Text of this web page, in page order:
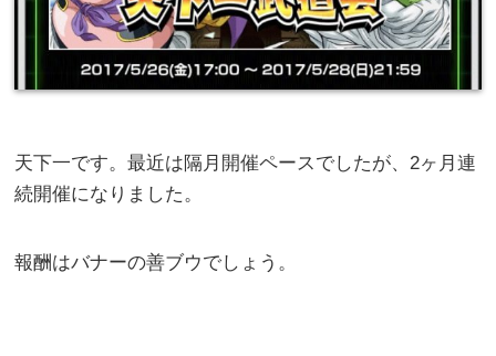
天下一です。最近は隔月開催ペースでしたが、2ヶ月連
続開催になりました。
報酬はバナーの善ブウでしょう。